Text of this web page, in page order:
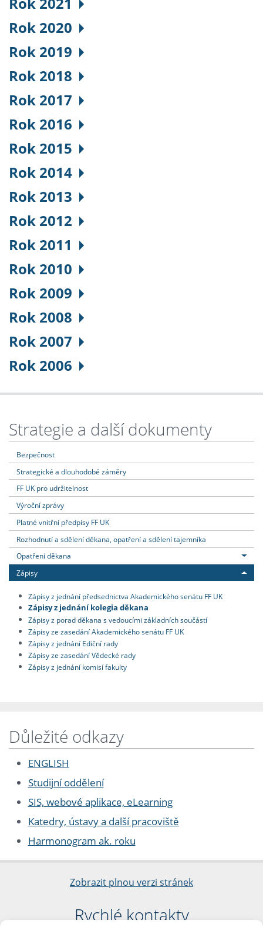
Rok 2020
Rok 2019
Rok 2018
Rok 2017
Rok 2016
Rok 2015
Rok 2014
Rok 2013
Rok 2012
Rok 2011
Rok 2010
Rok 2009
Rok 2008
Rok 2007
Rok 2006
Strategie a další dokumenty
Bezpečnost
Strategické a dlouhodobé záměry
FF UK pro udržitelnost
Výroční zprávy
Platné vnitřní předpisy FF UK
Rozhodnutí a sdělení děkana, opatření a sdělení tajemníka
Opatření děkana
Zápisy
Zápisy z jednání předsednictva Akademického senátu FF UK
Zápisy z jednání kolegia děkana
Zápisy z porad děkana s vedoucími základních součástí
Zápisy ze zasedání Akademického senátu FF UK
Zápisy z jednání Ediční rady
Zápisy ze zasedání Vědecké rady
Zápisy z jednání komisí fakulty
Důležité odkazy
ENGLISH
Studijní oddělení
SIS, webové aplikace, eLearning
Katedry, ústavy a další pracoviště
Harmonogram ak. roku
Zobrazit plnou verzi stránek
Rychlé kontakty